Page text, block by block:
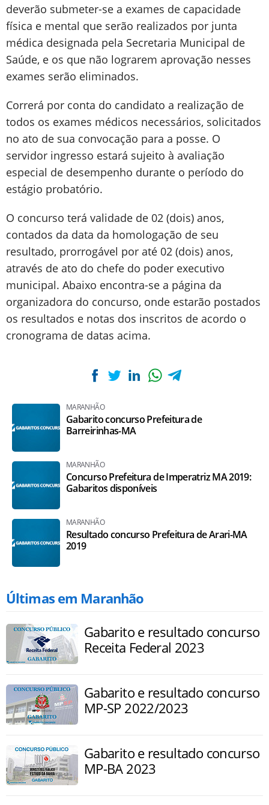
deverão submeter-se a exames de capacidade
física e mental que serão realizados por junta
médica designada pela Secretaria Municipal de
Saúde, e os que não lograrem aprovação nesses
exames serão eliminados.
Correrá por conta do candidato a realização de
todos os exames médicos necessários, solicitados
no ato de sua convocação para a posse. O
servidor ingresso estará sujeito à avaliação
especial de desempenho durante o período do
estágio probatório.
O concurso terá validade de 02 (dois) anos,
contados da data da homologação de seu
resultado, prorrogável por até 02 (dois) anos,
através de ato do chefe do poder executivo
municipal. Abaixo encontra-se a página da
organizadora do concurso, onde estarão postados
os resultados e notas dos inscritos de acordo o
cronograma de datas acima.
MARANHÃO
Gabarito concurso Prefeitura de
Barreirinhas-MA
MARANHÃO
Concurso Prefeitura de Imperatriz MA 2019:
Gabaritos disponíveis
MARANHÃO
Resultado concurso Prefeitura de Arari-MA
2019
Últimas em Maranhão
Gabarito e resultado concurso
Receita Federal 2023
Gabarito e resultado concurso
MP-SP 2022/2023
Gabarito e resultado concurso
MP-BA 2023